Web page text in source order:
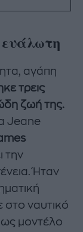
ευάλωτη
αγάπη
τρεις
ζωή της.
Jeane
την
Ήταν
στο ναυτικό
ως μοντέλο